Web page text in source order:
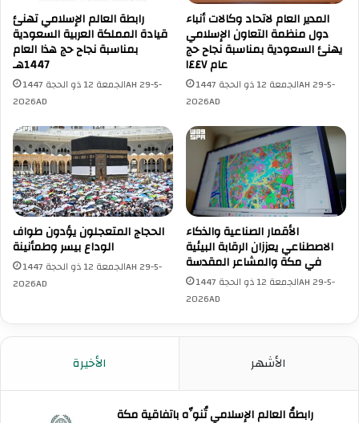
ه
ا
ل
ص
ل
ا
ة
و
ا
ل
س
ل
ا
م
ف
ي
ة
د
س
ت
ع
د
ا
د
ت
ه
ا
ل
ا
س
ت
ق
ب
ا
ي
رابطة العالم الإسلامي تهنئ
قيادة المملكة العربية السعودية
بمناسبة نجاح حج هذا العام
1447هـ
الجمعة 12 ذو الحجة 1447AH 29-5-
2026AD
المدير العام لاتحاد وكالات أنباء
دول منظمة التعاون الإسلامي
يهنئ السعودية بمناسبة نجاح حج
عام ١٤٤٧
الجمعة 12 ذو الحجة 1447AH 29-5-
2026AD
الحجاج المتعجلون يؤدون طواف
الوداع بيسر وطمأنينة
الجمعة 12 ذو الحجة 1447AH 29-5-
2026AD
الأقمار الصناعية والذكاء
الاصطناعي يعززان الرقابة البيئية
في مكة والمشاعر المقدسة
الجمعة 12 ذو الحجة 1447AH 29-5-
2026AD
الأخيرة الأشهر
رابطةُ العالم الإسلامي تُنوِّه باتفاقية مكة